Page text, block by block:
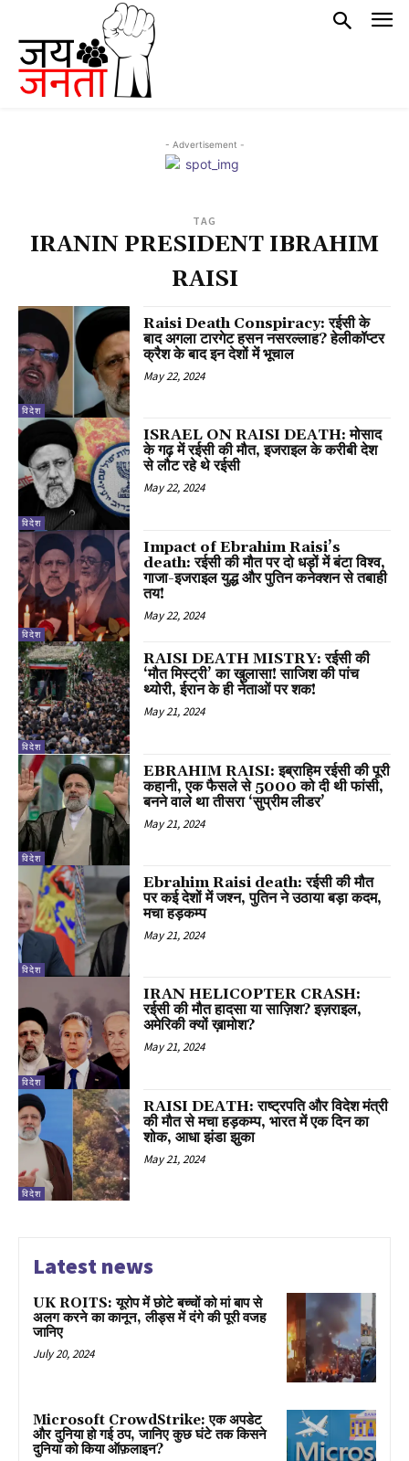
- Advertisement -
TAG
IRANIN PRESIDENT IBRAHIM
RAISI
विदेश
Raisi Death Conspiracy: रईसी के
बाद अगला टारगेट हसन नसरल्लाह? हेलीकॉप्टर
क्रैश के बाद इन देशों में भूचाल
May 22, 2024
विदेश
ISRAEL ON RAISI DEATH: मोसाद
के गढ़ में रईसी की मौत, इजराइल के करीबी देश
से लौट रहे थे रईसी
May 22, 2024
विदेश
Impact of Ebrahim Raisi’s
death: रईसी की मौत पर दो धड़ों में बंटा विश्व,
गाजा-इजराइल युद्ध और पुतिन कनेक्शन से तबाही
तय!
May 22, 2024
विदेश
RAISI DEATH MISTRY: रईसी की
‘मौत मिस्ट्री’ का खुलासा! साजिश की पांच
थ्योरी, ईरान के ही नेताओं पर शक!
May 21, 2024
विदेश
EBRAHIM RAISI: इब्राहिम रईसी की पूरी
कहानी, एक फैसले से 5000 को दी थी फांसी,
बनने वाले था तीसरा ‘सुप्रीम लीडर’
May 21, 2024
विदेश
Ebrahim Raisi death: रईसी की मौत
पर कई देशों में जश्न, पुतिन ने उठाया बड़ा कदम,
मचा हड़कम्प
May 21, 2024
विदेश
IRAN HELICOPTER CRASH:
रईसी की मौत हादसा या साज़िश? इज़राइल,
अमेरिकी क्यों ख़ामोश?
May 21, 2024
विदेश
RAISI DEATH: राष्ट्रपति और विदेश मंत्री
की मौत से मचा हड़कम्प, भारत में एक दिन का
शोक, आधा झंडा झुका
May 21, 2024
Latest news
UK ROITS: यूरोप में छोटे बच्चों को मां बाप से
अलग करने का कानून, लीड्स में दंगे की पूरी वजह
जानिए
July 20, 2024
Microsoft CrowdStrike: एक अपडेट
और दुनिया हो गई ठप, जानिए कुछ घंटे तक किसने
दुनिया को किया ऑफ़लाइन?